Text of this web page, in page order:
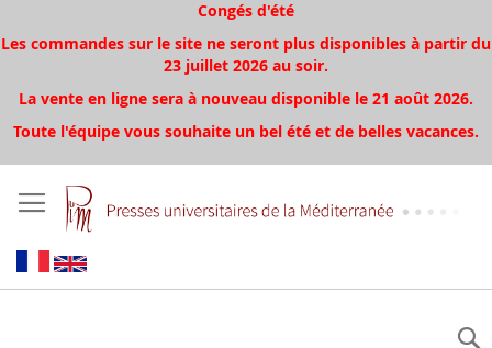
Congés d'été
Les commandes sur le site ne seront plus disponibles à partir du
23 juillet 2026 au soir.
La vente en ligne sera à nouveau disponible le 21 août 2026.
Toute l'équipe vous souhaite un bel été et de belles vacances.